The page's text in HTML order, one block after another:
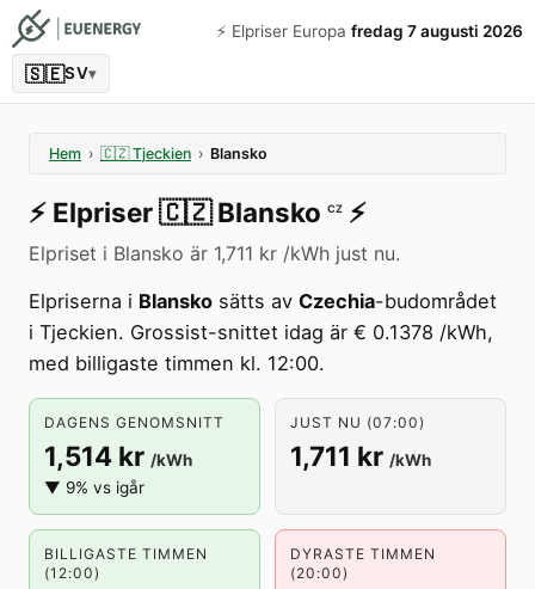
⚡️ Elpriser Europa fredag 7 augusti 2026
🇸🇪SV▾
Hem › 🇨🇿 Tjeckien › Blansko
⚡️ Elpriser🇨🇿 Blansko CZ ⚡️
Elpriset i Blansko är 1,711 kr /kWh just nu.
Elpriserna i Blansko sätts av Czechia-budområdet
i Tjeckien. Grossist-snittet idag är € 0.1378 /kWh,
med billigaste timmen kl. 12:00.
DAGENS GENOMSNITT
1,514 kr /kWh
▼ 9% vs igår
JUST NU (07:00)
1,711 kr /kWh
BILLIGASTE TIMMEN
(12:00)
DYRASTE TIMMEN
(20:00)